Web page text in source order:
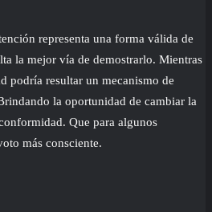
representa una forma válida de
la mejor vía de demostrarlo. Mientras
podría resultar un mecanismo de
la oportunidad de cambiar la
Que para algunos
más consciente.